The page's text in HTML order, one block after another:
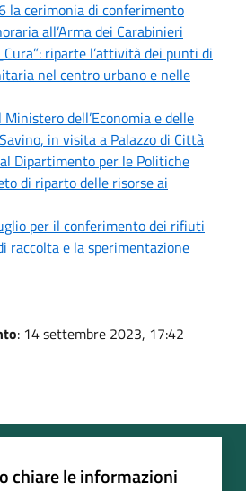
la cerimonia di conferimento
all’Arma dei Carabinieri
riparte l’attività dei punti di
nel centro urbano e nelle
dell’Economia e delle
in visita a Palazzo di Città
Dipartimento per le Politiche
di riparto delle risorse ai
per il conferimento dei rifiuti
raccolta e la sperimentazione
: 14 settembre 2023, 17:42
chiare le informazioni